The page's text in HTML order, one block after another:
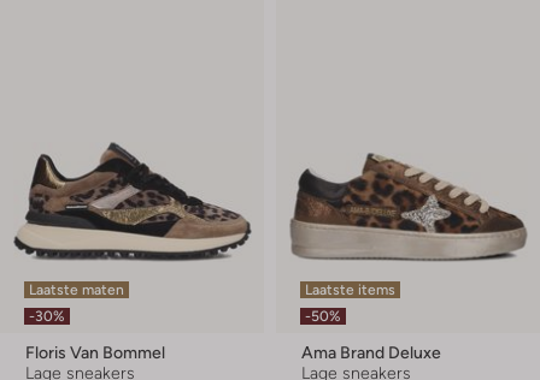
Laatste maten
-30%
Floris Van Bommel
Lage sneakers
Laatste items
-50%
Ama Brand Deluxe
Lage sneakers